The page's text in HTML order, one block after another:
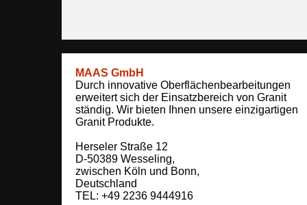
MAAS GmbH
Durch innovative Oberflächenbearbeitungen
erweitert sich der Einsatzbereich von Granit
ständig. Wir bieten Ihnen unsere einzigartigen
Granit Produkte.
Herseler Straße 12
D-50389 Wesseling,
zwischen Köln und Bonn,
Deutschland
TEL: +49 2236 9444916